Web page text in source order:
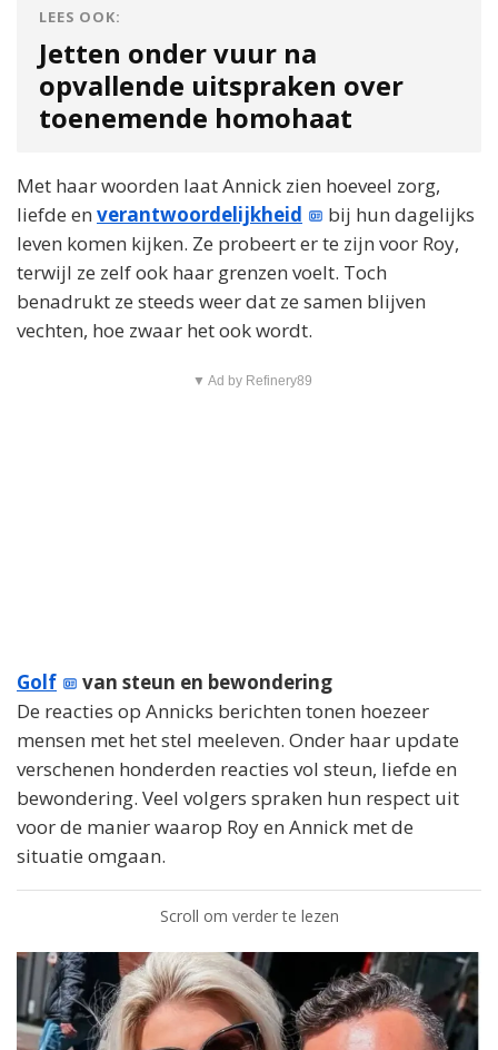
LEES OOK:
Jetten onder vuur na
opvallende uitspraken over
toenemende homohaat
Met haar woorden laat Annick zien hoeveel zorg,
liefde en verantwoordelijkheid
bij hun dagelijks
leven komen kijken. Ze probeert er te zijn voor Roy,
terwijl ze zelf ook haar grenzen voelt. Toch
benadrukt ze steeds weer dat ze samen blijven
vechten, hoe zwaar het ook wordt.
▼ Ad by Refinery89
Golf
van steun en bewondering
De reacties op Annicks berichten tonen hoezeer
mensen met het stel meeleven. Onder haar update
verschenen honderden reacties vol steun, liefde en
bewondering. Veel volgers spraken hun respect uit
voor de manier waarop Roy en Annick met de
situatie omgaan.
Scroll om verder te lezen